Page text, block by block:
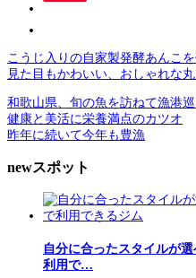
こうじ入りの自家製発酵あんこ
見た目もかわいい、おしゃれな
和歌山県、旬の魚を訪ねて漁港巡
健康と美活に栄養満点のカツオ
昨年に続いて今年も豊漁
newスポット
自分に合ったスタイルが
利用で…